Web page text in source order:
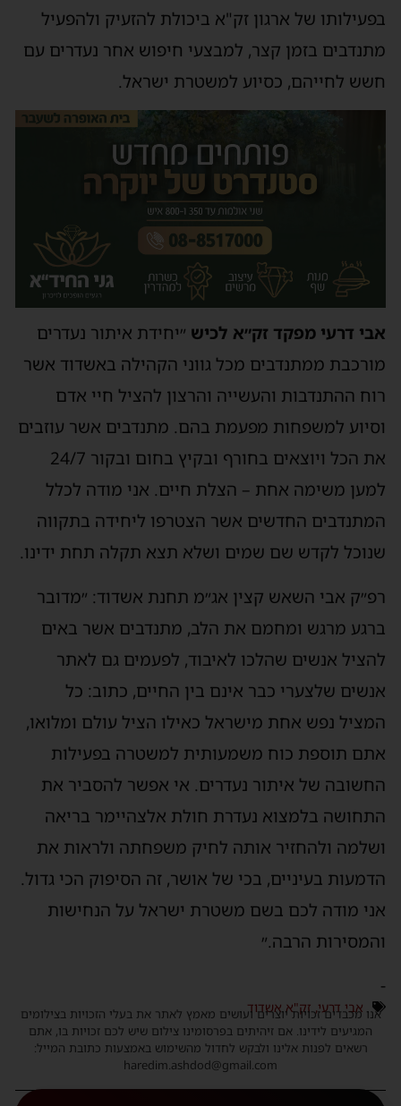
בפעילותו של ארגון זק"א ביכולת להזעיק ולהפעיל
מתנדבים בזמן קצר, למבצעי חיפוש אחר נעדרים עם
חשש לחייהם, כסיוע למשטרת ישראל.
אבי דרעי מפקד זק״א לכיש ״יחידת איתור נעדרים
מורכבת ממתנדבים מכל גווני הקהילה באשדוד אשר
רוח ההתנדבות והעשייה והרצון להציל חיי אדם
וסיוע למשפחות מפעמת בהם. מתנדבים אשר עוזבים
את הכל ויוצאים בחורף ובקיץ בחום ובקור 24/7
למען משימה אחת – הצלת חיים. אני מודה לכלל
המתנדבים החדשים אשר הצטרפו ליחידה בתקווה
שנוכל לקדש שם שמים ושלא תצא תקלה תחת ידינו.
רפ״ק אבי השאש קצין אג״מ תחנת אשדוד: ״מדובר
ברגע מרגש ומחמם את הלב, מתנדבים אשר באים
להציל אנשים שהלכו לאיבוד, לפעמים גם לאתר
אנשים שלצערי כבר אינם בין החיים, כתוב: כל
המציל נפש אחת מישראל כאילו הציל עולם ומלואו,
אתם תוספת כוח משמעותית למשטרה בפעילות
החשובה של איתור נעדרים. אי אפשר להסביר את
התחושה בלמצוא נעדרת חולת אלצהיימר בריאה
ושלמה ולהחזיר אותה לחיק משפחתה ולראות את
הדמעות בעיניים, בכי של אושר, זה הסיפוק הכי גדול.
אני מודה לכם בשם משטרת ישראל על הנחישות
והמסירות הרבה.״
-
אבי דרעי,זק"א אשדוד
אנו מכבדים זכויות יוצרים ועושים מאמץ לאתר את בעלי הזכויות בצילומים
המגיעים לידינו. אם זיהיתים בפרסומינו צילום שיש לכם זכויות בו, אתם
רשאים לפנות אלינו ולבקש לחדול מהשימוש באמצעות כתובת המייל:
haredim.ashdod@gmail.com